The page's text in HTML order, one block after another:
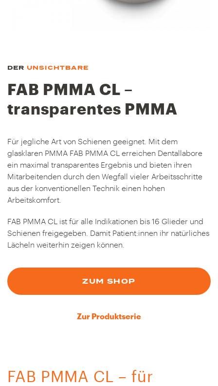
DER UNSICHTBARE
FAB PMMA CL –
transparentes PMMA
Für jegliche Art von Schienen geeignet. Mit dem
glasklaren PMMA FAB PMMA CL erreichen Dentallabore
ein maximal transparentes Ergebnis und bieten ihren
Mitarbeitenden durch den Wegfall vieler Arbeitsschritte
aus der konventionellen Technik einen hohen
Arbeitskomfort.
FAB PMMA CL ist für alle Indikationen bis 16 Glieder und
Schienen freigegeben. Damit Patient:innen ihr natürliches
Lächeln weiterhin zeigen können.
ZUM SHOP
Zur Produktserie
FAB PMMA CL – für